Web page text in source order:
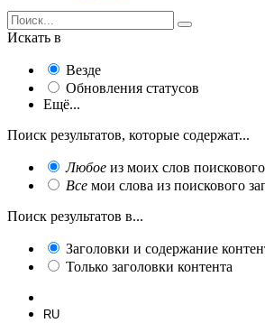
Искать в
Везде
Обновления статусов
Ещё...
Поиск результатов, которые содержат...
Любое из моих слов
Все мои слова из поискового
Поиск результатов в...
Заголовки и содержание
Только заголовки контента
RU